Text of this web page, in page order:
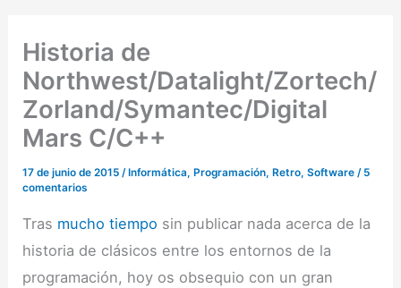
Historia de
Northwest/Datalight/Zortech/
Zorland/Symantec/Digital
Mars C/C++
17 de junio de 2015/ Informática, Programación, Retro,Software / 5
comentarios
Tras mucho tiempo sin publicar nada acerca de la
historia de clásicos entre los entornos de la
programación, hoy os obsequio con un gran